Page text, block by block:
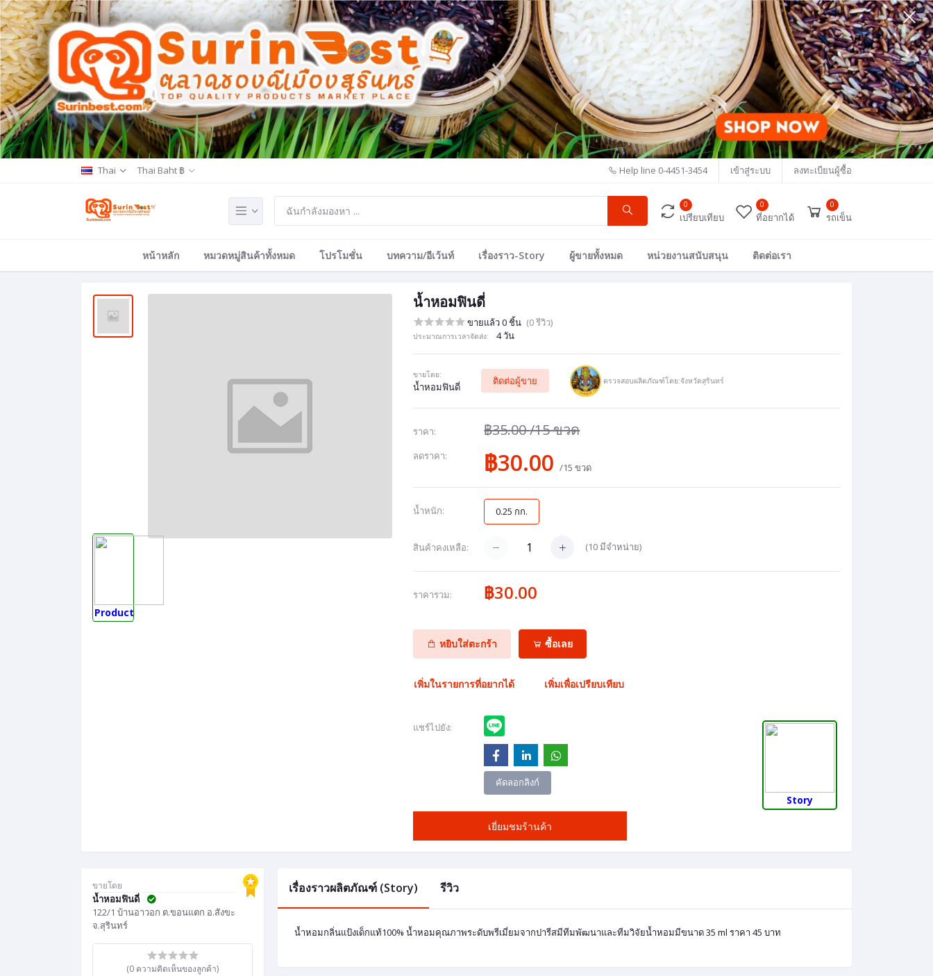
Thai Thai Baht ฿ Help line 0-4451-3454 เข้าสู่ระบบ ลงทะเบียนผู้ซื้อ
0
เปรียบเทียบ
0
ที่อยากได้
0
รถเข็น
หน้าหลัก หมวดหมู่สินค้าทั้งหมด โปรโมชั่น บทความ/อีเว้นท์ เรื่องราว-Story ผู้ขายทั้งหมด หน่วยงานสนับสนุน ติดต่อเรา
Product
น้ำหอมฟินดี่
ขายแล้ว 0 ชิ้น (0 รีวิว)
ประมาณการเวลาจัดส่ง: 4 วัน
ขายโดย:
น้ำหอมฟินดี่
ติดต่อผู้ขาย ตรวจสอบผลิตภัณฑ์โดย:จังหวัดสุรินทร์
ราคา: ฿35.00/15 ขวด
ลดราคา: ฿30.00/15 ขวด
น้ำหนัก: 0.25 กก.
สินค้าคงเหลือ: (10มีจำหน่าย)
ราคารวม: ฿30.00
หยิบใส่ตะกร้า ซื้อเลย
เพิ่มในรายการที่อยากได้ เพิ่มเพื่อเปรียบเทียบ
แชร์ไปยัง:
คัดลอกลิงก์
เยี่ยมชมร้านค้า
Story
ขายโดย
น้ำหอมฟินดี่
122/1 บ้านอาวอก ต.ขอนแตก อ.สังขะ
จ.สุรินทร์
(0 ความคิดเห็นของลูกค้า)
เรื่องราวผลิตภัณฑ์ (Story) รีวิว
น้ำหอมกลิ่นแป้งเด็กแท้100% น้ำหอมคุณภาพระดับพรีเมี่ยมจากปารีสมีทีมพัฒนาและทีมวิจัยน้ำหอมมีขนาด 35 ml ราคา 45 บาท